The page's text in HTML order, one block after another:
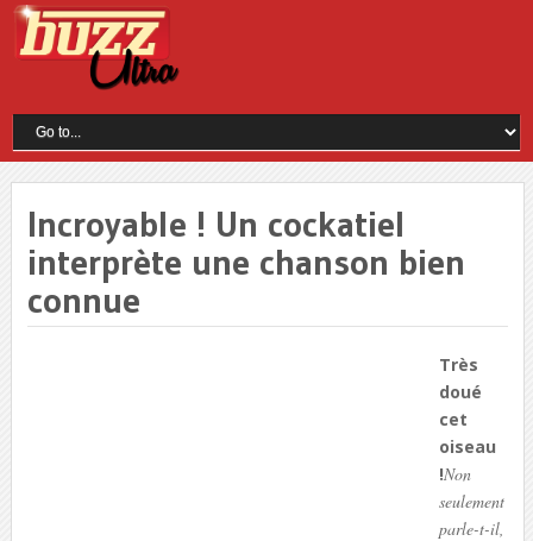
Incroyable ! Un cockatiel
interprète une chanson bien
connue
Très
doué
cet
oiseau
!Non
seulement
parle-t-il,